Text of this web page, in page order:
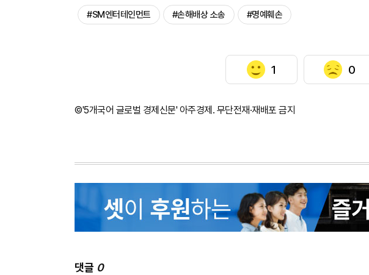
#SM엔터테인먼트 #손해배상 소송 #명예훼손
1 0
©'5개국어 글로벌 경제신문' 아주경제. 무단전재·재배포 금지
댓글 0